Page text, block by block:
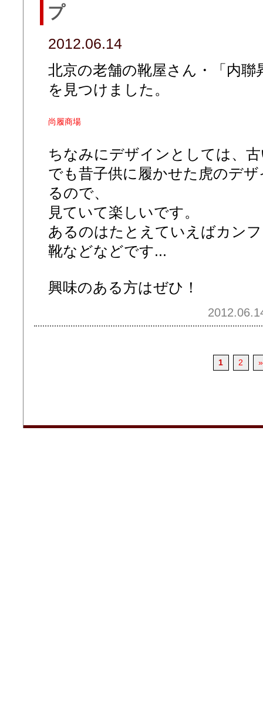
プ
2012.06.14
北京の老舗の靴屋さん・「内
を見つけました。
尚履商場
ちなみにデザインとしては、
でも昔子供に履かせた虎のデ
るので、
見ていて楽しいです。
あるのはたとえていえばカン
靴などなどです...
興味のある方はぜひ！
1 2 »